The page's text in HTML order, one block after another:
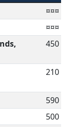
¤¤¤
¤¤¤
450
210
590
500